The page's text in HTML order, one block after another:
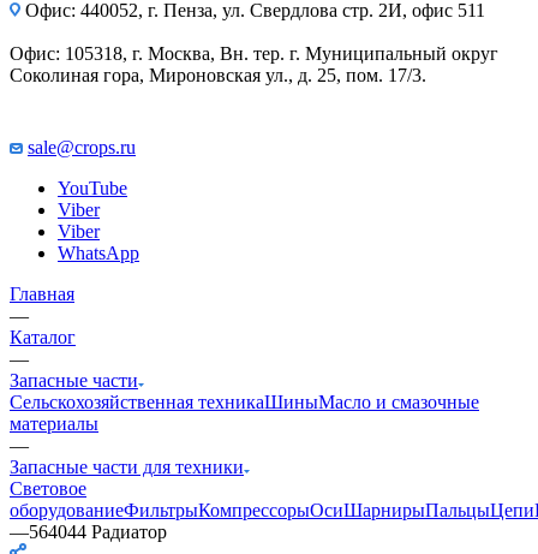
Офис: 440052, г. Пенза, ул. Свердлова стр. 2И, офис 511
Офис: 105318, г. Москва, Вн. тер. г. Муниципальный округ
Соколиная гора, Мироновская ул., д. 25, пом. 17/3.
sale@crops.ru
YouTube
Viber
Viber
WhatsApp
Главная
—
Каталог
—
Запасные части
Сельскохозяйственная техникаШиныМасло и смазочные
материалы
—
Запасные части для техники
Световое
оборудованиеФильтрыКомпрессорыОсиШарнирыПальцыЦепи
—564044 Радиатор